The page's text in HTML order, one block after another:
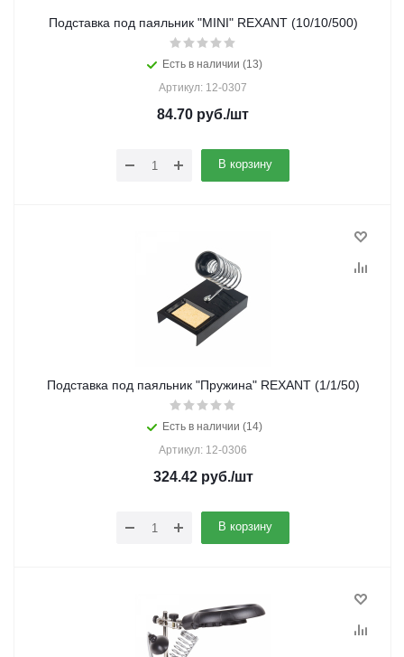
Подставка под паяльник "MINI" REXANT (10/10/500)
Есть в наличии (13)
Артикул: 12-0307
84.70 руб./шт
В корзину
Подставка под паяльник "Пружина" REXANT (1/1/50)
Есть в наличии (14)
Артикул: 12-0306
324.42руб./шт
В корзину